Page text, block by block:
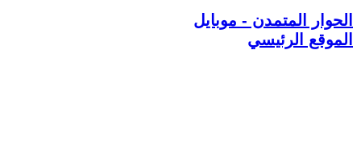
الحوار المتمدن - موبايل
الموقع الرئيسي